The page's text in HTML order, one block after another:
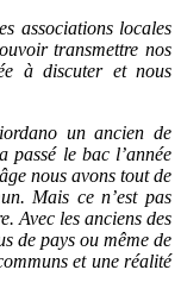
associations locales
transmettre nos
à discuter et nous
un ancien de
le bac l’année
nous avons tout de
Mais ce n’est pas
Avec les anciens des
de pays ou même de
et une réalité